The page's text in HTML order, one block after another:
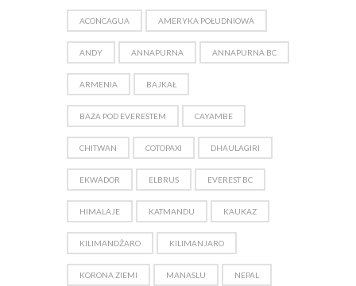
ACONCAGUA AMERYKA POŁUDNIOWA
ANDY ANNAPURNA ANNAPURNA BC
ARMENIA BAJKAŁ
BAZA POD EVERESTEM CAYAMBE
CHITWAN COTOPAXI DHAULAGIRI
EKWADOR ELBRUS EVEREST BC
HIMALAJE KATMANDU KAUKAZ
KILIMANDŻARO KILIMANJARO
KORONA ZIEMI MANASLU NEPAL